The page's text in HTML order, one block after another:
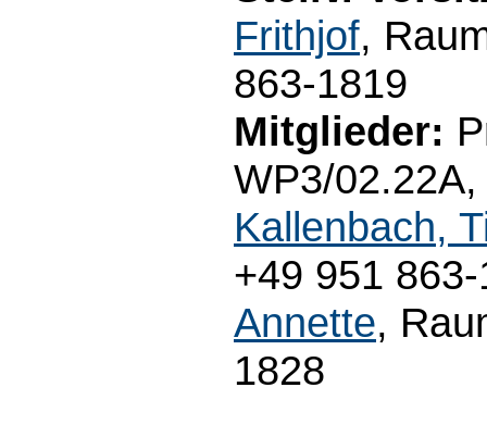
Frithjof,
863-1819
Mitglieder:
WP3/
Kallenbach,
+49 951
Annette,
1828